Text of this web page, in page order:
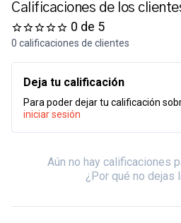
Calificaciones de los
0 de 5
0 calificaciones de clientes
Deja tu calificación
Para poder dejar tu calificación
iniciar sesión
Aún no hay calificaciones
¿Por qué no dejas